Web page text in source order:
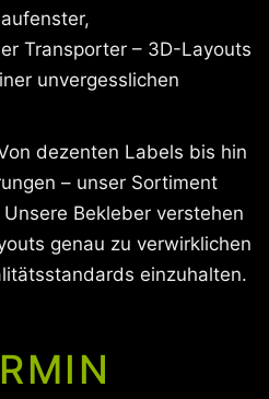
Transporter – 3D-Layouts
unvergesslichen
dezenten Labels bis hin
– unser Sortiment
Bekleber verstehen
genau zu verwirklichen
einzuhalten.